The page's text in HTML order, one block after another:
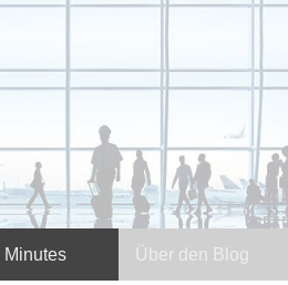
Minutes Über den Blog